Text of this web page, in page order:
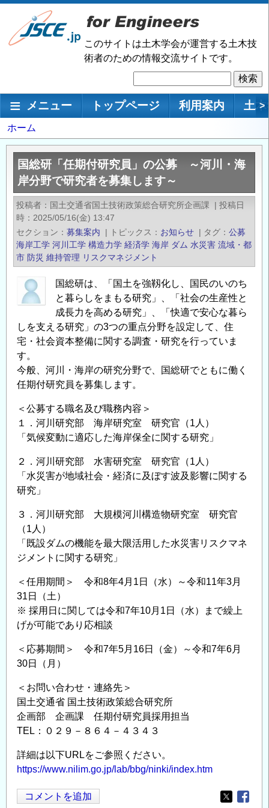
メ
ン
移
このサイトは土木学会が運営する土木技
術者のための情報交流サイトです。
索
メインナビゲーション
メニュー トップページ 利用案内 土 >
パ
ン
く
ホーム
国総研「任期付研究員」の公募 ～河川・海
岸分野で研究者を募集します～
投稿者 国土交通省国土技術政策総合研究所企画課 | 投稿日
時
2025/05/16(金) 13:47
セクション
募集案内 | トピックス お知らせ | タグ
公募
海岸工学 河川工学 構造力学 経済学 海岸 ダム 水災害 流域・都
市 防災 維持管理 リスクマネジメント
国総研は、「国土を強靱化し、国民のいのち
と暮らしをまもる研究」、「社会の生産性と
成長力を高める研究」、「快適で安心な暮ら
しを支える研究」の3つの重点分野を設定して、住
宅・社会資本整備に関する調査・研究を行っていま
す。
今般、河川・海岸の研究分野で、国総研でともに働く
任期付研究員を募集します。
＜公募する職名及び職務内容＞
１．河川研究部 海岸研究室 研究官（1人）
「気候変動に適応した海岸保全に関する研究」
２．河川研究部 水害研究室 研究官（1人）
「水災害が地域社会・経済に及ぼす波及影響に関する
研究」
３．河川研究部 大規模河川構造物研究室 研究官
（1人）
「既設ダムの機能を最大限活用した水災害リスクマネ
ジメントに関する研究」
＜任用期間＞ 令和8年4月1日（水）～令和11年3月
31日（土）
※ 採用日に関しては令和7年10月1日（水）まで繰上
げが可能であり応相談
＜応募期間＞ 令和7年5月16日（金）～令和7年6月
30日（月）
＜お問い合わせ・連絡先＞
国土交通省 国土技術政策総合研究所
企画部 企画課 任期付研究員採用担当
TEL：０２９－８６４－４３４３
詳細は以下URLをご参照ください。
https://www.nilim.go.jp/lab/bbg/ninki/index.htm
コメントを追加
Opens in